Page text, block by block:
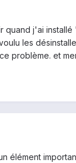
quand j'ai
les
problème. et
élément